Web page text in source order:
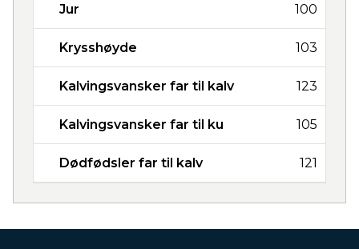
Jur 100
Krysshøyde 103
Kalvingsvansker far til kalv 123
Kalvingsvansker far til ku 105
Dødfødsler far til kalv 121